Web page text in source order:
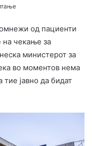
од пациенти
на чекање за
министерот за
во моментов нема
јавно да бидат